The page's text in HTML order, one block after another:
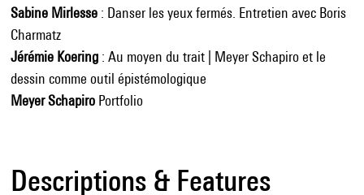
Sabine Mirlesse : Danser les yeux fermés. Entretien avec Boris
Charmatz
Jérémie Koering : Au moyen du trait | Meyer Schapiro et le
dessin comme outil épistémologique
Meyer Schapiro Portfolio
Descriptions & Features